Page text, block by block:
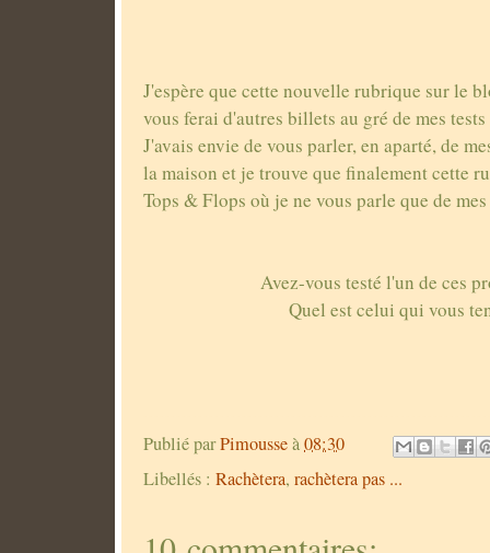
J'espère que cette nouvelle rubrique sur le
vous ferai d'autres billets au gré de mes
J'avais envie de vous parler, en aparté, de
la maison et je trouve que finalement cette
Tops & Flops où je ne vous parle que de
Avez-vous testé l'un de ces
Quel est celui qui vous
Publié parPimousseà08:30
Libellés : Rachètera, rachètera pas ...